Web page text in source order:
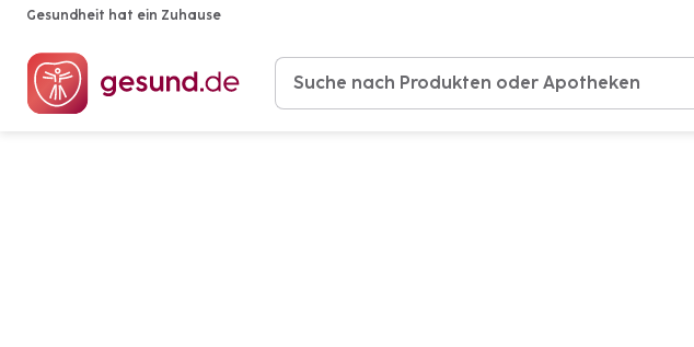
Gesundheit hat ein Zuhause